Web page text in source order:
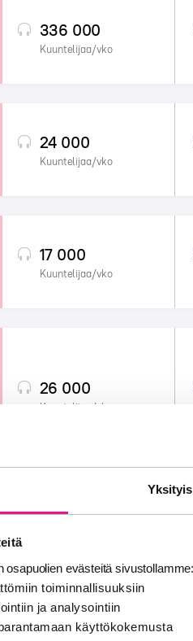
osapuolien evästeitä sivustollamme:
toiminnallisuuksiin
ja analysointiin
käyttökokemusta
336 000
Kuuntelijaa/vko
24 000
Kuuntelijaa/vko
17 000
Kuuntelijaa/vko
26 000
Kuuntelijaa/vko
14 000
14 000